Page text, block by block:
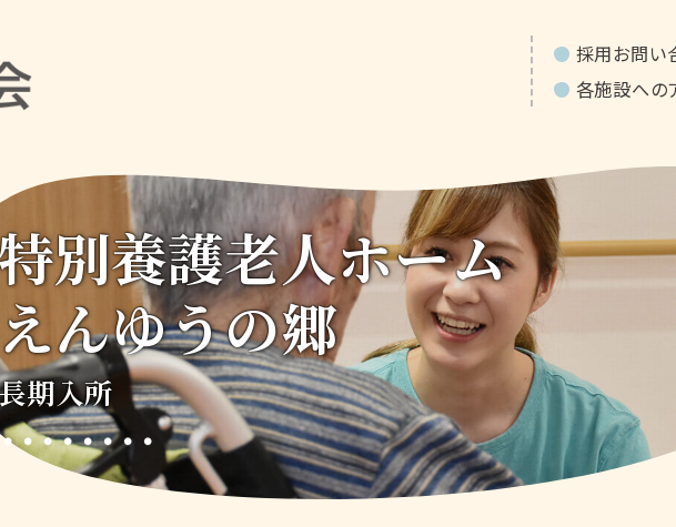
採用お問い
各施設への
別養護老人ホーム
んゆうの郷
期入所